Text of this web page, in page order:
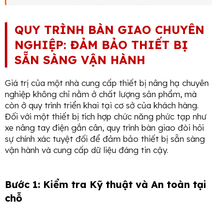
QUY TRÌNH BÀN GIAO CHUYÊN
NGHIỆP: ĐẢM BẢO THIẾT BỊ
SẴN SÀNG VẬN HÀNH
Giá trị của một nhà cung cấp thiết bị nâng hạ chuyên
nghiệp không chỉ nằm ở chất lượng sản phẩm, mà
còn ở quy trình triển khai tại cơ sở của khách hàng.
Đối với một thiết bị tích hợp chức năng phức tạp như
xe nâng tay điện gắn cân, quy trình bàn giao đòi hỏi
sự chính xác tuyệt đối để đảm bảo thiết bị sẵn sàng
vận hành và cung cấp dữ liệu đáng tin cậy.
Bước 1: Kiểm tra Kỹ thuật và An toàn tại
chỗ